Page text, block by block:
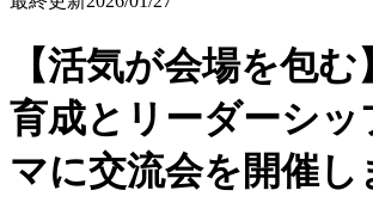
【活気が会場を包
育成とリーダーシッ
マに交流会を開催し